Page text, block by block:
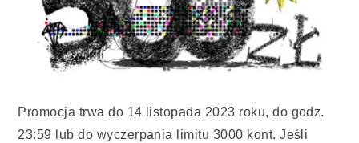
Promocja trwa do 14 listopada 2023 roku, do godz.
23:59 lub do wyczerpania limitu 3000 kont. Jeśli